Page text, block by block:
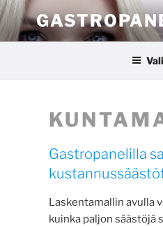
Siirry
sisältöön
Gastropanelilla
Laskentamallin avulla
kuinka paljon säästöjä